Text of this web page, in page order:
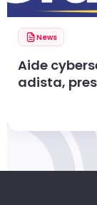
News
Aide
adista,